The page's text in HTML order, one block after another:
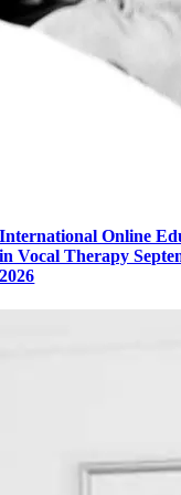
International Online
in Vocal Therapy
2026